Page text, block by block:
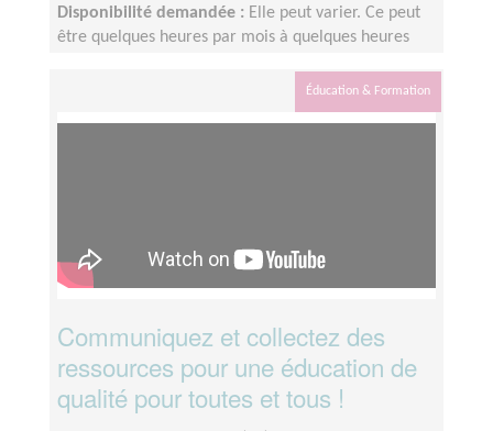
Disponibilité demandée : Elle peut varier. Ce peut
être quelques heures par mois à quelques heures
Éducation & Formation
Communiquez et collectez des
ressources pour une éducation de
qualité pour toutes et tous !